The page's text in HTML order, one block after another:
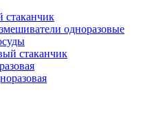
одноразовые
стаканчик